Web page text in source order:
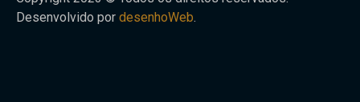
Desenvolvido por desenhoWeb.